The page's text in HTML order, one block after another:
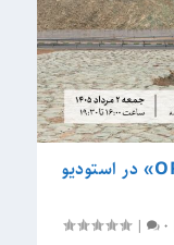
نمایشگاه گروهی «OPEN STUDIO #01» در استودیو
0
|